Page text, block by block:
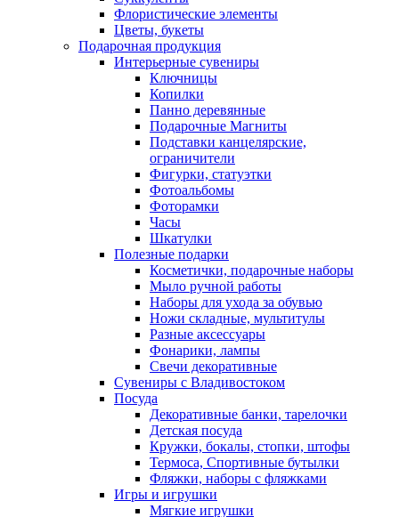
Флористические элементы
Цветы, букеты
Подарочная продукция
Интерьерные сувениры
Ключницы
Копилки
Панно деревянные
Подарочные Магниты
Подставки канцелярские,
ограничители
Фигурки, статуэтки
Фотоальбомы
Фоторамки
Часы
Шкатулки
Полезные подарки
Косметички, подарочные наборы
Мыло ручной работы
Наборы для ухода за обувью
Ножи складные, мультитулы
Разные аксессуары
Фонарики, лампы
Свечи декоративные
Сувениры с Владивостоком
Посуда
Декоративные банки, тарелочки
Детская посуда
Кружки, бокалы, стопки, штофы
Термоса, Спортивные бутылки
Фляжки, наборы с фляжками
Игры и игрушки
Мягкие игрушки